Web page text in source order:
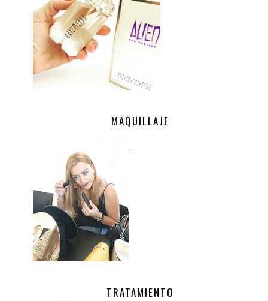
MAQUILLAJE
.
TRATAMIENTO